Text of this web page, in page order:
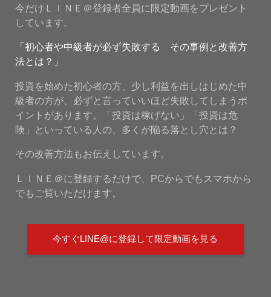
今だけＬＩＮＥ＠登録者全員に限定動画をプレゼント
しています。
「初心者や中級者が必ず失敗する その事例と改善方
法とは？」
投資を始めた初心者の方、少し利益を出しはじめた中
級者の方が、必ずと言っていいほど失敗してしまうポ
イントがあります。「投資は稼げない」「投資は危
険」といっている人の、多くが陥る落とし穴とは？
その改善方法もお伝えしています。
ＬＩＮＥ＠に登録するだけで、PCからでもスマホから
でもご覧いただけます。
今すぐLINE@に登録して限定動画を見る